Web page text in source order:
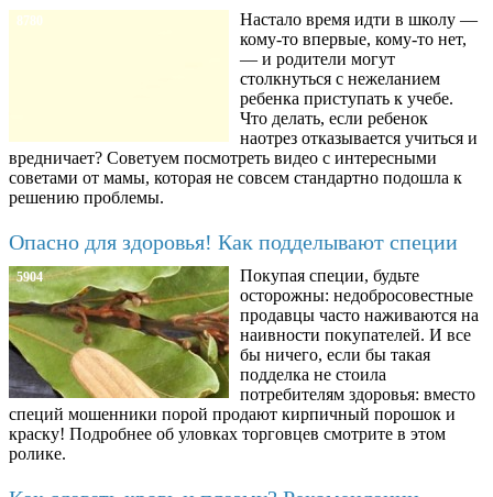
8780
Настало время идти в школу —
кому-то впервые, кому-то нет,
— и родители могут
столкнуться с нежеланием
ребенка приступать к учебе.
Что делать, если ребенок
наотрез отказывается учиться и
вредничает? Советуем посмотреть видео с интересными
советами от мамы, которая не совсем стандартно подошла к
решению проблемы.
Опасно для здоровья! Как подделывают специи
5904
Покупая специи, будьте
осторожны: недобросовестные
продавцы часто наживаются на
наивности покупателей. И все
бы ничего, если бы такая
подделка не стоила
потребителям здоровья: вместо
специй мошенники порой продают кирпичный порошок и
краску! Подробнее об уловках торговцев смотрите в этом
ролике.